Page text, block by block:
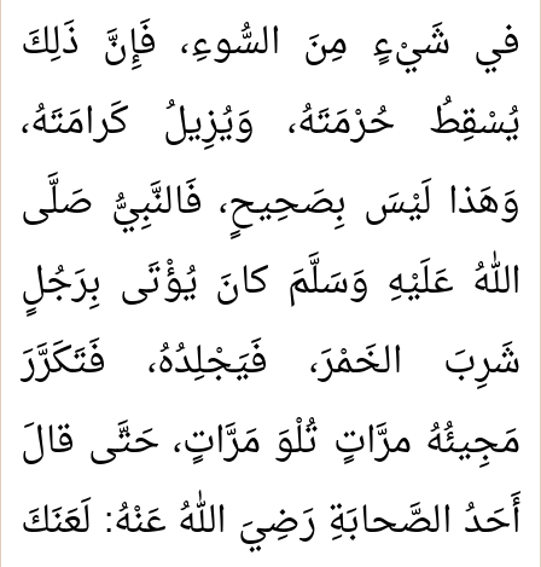
في شَيْءٍ مِنَ السُّوءِ، فَإِنَّ ذَلِكَ
يُسْقِطُ حُرْمَتَهُ، وَيُزِيلُ كَرامَتَهُ،
وَهَذا لَيْسَ بِصَحِيحٍ، فَالنَّبِيُّ صَلَّى
اللهُ عَلَيْهِ وَسَلَّمَ كانَ يُؤْتَى بِرَجُلٍ
شَرِبَ الخَمْرَ، فَيَجْلِدُهُ، فَتَكَرَّرَ
مَجِيئُهُ مرَّاتٍ تُلْوَ مَرَّاتٍ، حَتَّى قالَ
أَحَدُ الصَّحابَةِ رَضِيَ اللهُ عَنْهُ: لَعَنَكَ